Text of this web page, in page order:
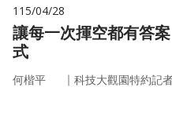
115/04/28
讓每一次揮空都有答
式
何楷平 ｜ 科技大觀園特約記